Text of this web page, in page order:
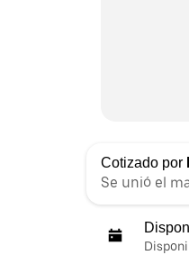
Cotizado por
Se unió el